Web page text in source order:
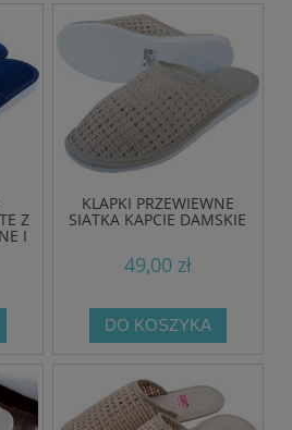
Z
I
KLAPKI PRZEWIEWNE
SIATKA KAPCIE DAMSKIE
49,00 zł
DO KOSZYKA